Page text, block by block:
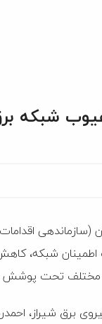
شبکه
(سازماندهی
شبکه،
مختلف تحت
برق شیراز،